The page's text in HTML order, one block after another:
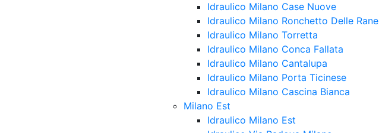
Idraulico Milano Case Nuove
Idraulico Milano Ronchetto Delle Rane
Idraulico Milano Torretta
Idraulico Milano Conca Fallata
Idraulico Milano Cantalupa
Idraulico Milano Porta Ticinese
Idraulico Milano Cascina Bianca
Milano Est
Idraulico Milano Est